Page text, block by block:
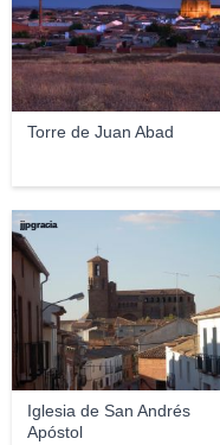
Torre de Juan Abad
Iglesia de San Andrés
Apóstol
jjpgracia